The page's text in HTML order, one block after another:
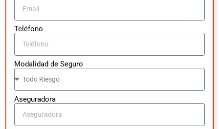
Teléfono
Modalidad de Seguro
Aseguradora